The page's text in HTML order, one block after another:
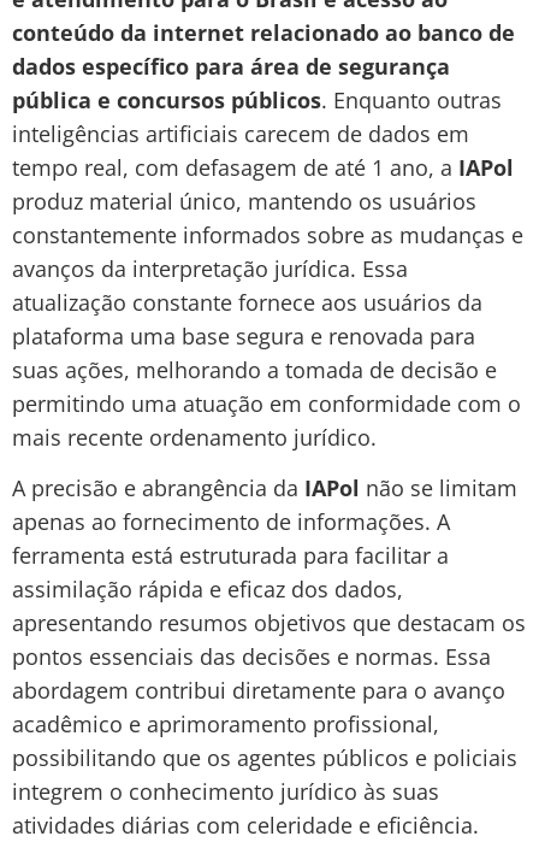
conteúdo da internet relacionado ao banco de
dados específico para área de segurança
pública e concursos públicos. Enquanto outras
inteligências artificiais carecem de dados em
tempo real, com defasagem de até 1 ano, a IAPol
produz material único, mantendo os usuários
constantemente informados sobre as mudanças e
avanços da interpretação jurídica. Essa
atualização constante fornece aos usuários da
plataforma uma base segura e renovada para
suas ações, melhorando a tomada de decisão e
permitindo uma atuação em conformidade com o
mais recente ordenamento jurídico.
A precisão e abrangência da IAPol não se limitam
apenas ao fornecimento de informações. A
ferramenta está estruturada para facilitar a
assimilação rápida e eficaz dos dados,
apresentando resumos objetivos que destacam os
pontos essenciais das decisões e normas. Essa
abordagem contribui diretamente para o avanço
acadêmico e aprimoramento profissional,
possibilitando que os agentes públicos e policiais
integrem o conhecimento jurídico às suas
atividades diárias com celeridade e eficiência.